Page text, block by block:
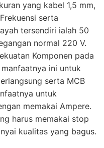
yang kabel 1,5 mm,
serta
tersendiri ialah 50
normal 220 V.
Komponen pada
ini untuk
serta MCB
untuk
memakai Ampere.
harus memakai stop
kualitas yang bagus.